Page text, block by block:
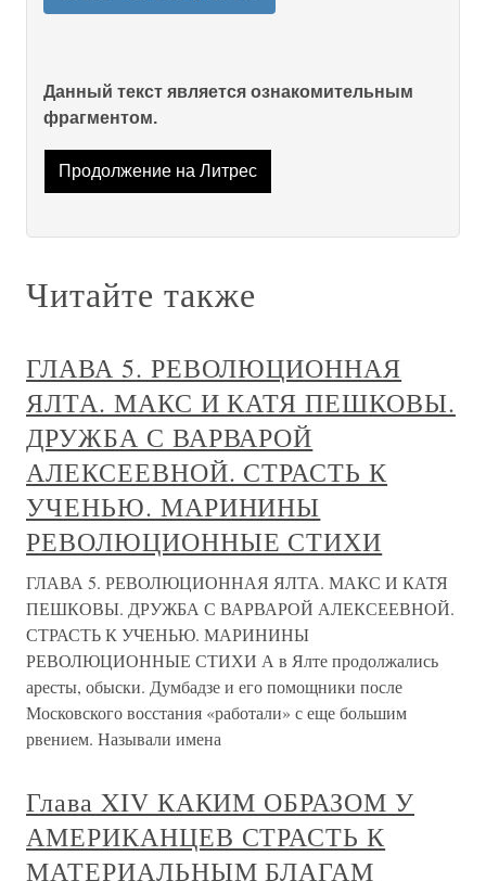
Данный текст является ознакомительным
фрагментом.
Продолжение на Литрес
Читайте также
ГЛАВА 5. РЕВОЛЮЦИОННАЯ
ЯЛТА. МАКС И КАТЯ ПЕШКОВЫ.
ДРУЖБА С ВАРВАРОЙ
АЛЕКСЕЕВНОЙ. СТРАСТЬ К
УЧЕНЬЮ. МАРИНИНЫ
РЕВОЛЮЦИОННЫЕ СТИХИ
ГЛАВА 5. РЕВОЛЮЦИОННАЯ ЯЛТА. МАКС И КАТЯ
ПЕШКОВЫ. ДРУЖБА С ВАРВАРОЙ АЛЕКСЕЕВНОЙ.
СТРАСТЬ К УЧЕНЬЮ. МАРИНИНЫ
РЕВОЛЮЦИОННЫЕ СТИХИ А в Ялте продолжались
аресты, обыски. Думбадзе и его помощники после
Московского восстания «работали» с еще большим
рвением. Называли имена
Глава XIV КАКИМ ОБРАЗОМ У
АМЕРИКАНЦЕВ СТРАСТЬ К
МАТЕРИАЛЬНЫМ БЛАГАМ